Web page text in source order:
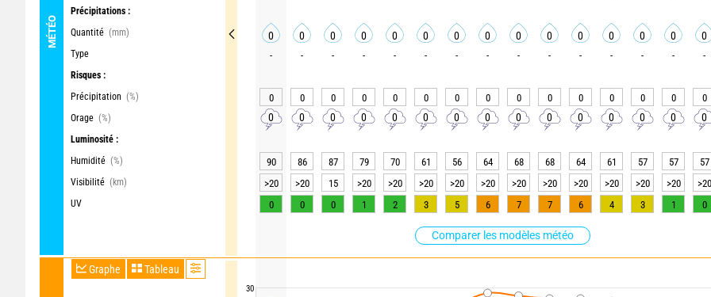
MÉTÉO
Précipitations :
Quantité (mm)
Type
Risques :
Précipitation (%)
Orage (%)
Luminosité :
Humidité (%)
Visibilité (km)
UV
Comparer les modèles météo
Graphe Tableau
30
0 0 0 0 0 0 0 0 0 0 0 0 0 0 0
- - - - - - - - - - - - - - -
0 0 0 0 0 0 0 0 0 0 0 0 0 0 0
0 0 0 0 0 0 0 0 0 0 0 0 0 0 0
90 86 87 79 70 61 56 64 68 68 64 61 57 57 57
>20
>20 15 >20 >20 >20 >20 >20 >20 >20 >20 >20 >20 >20 >20
0
0 0 1 2 3 5 6 7 7 6 4 3 1 0